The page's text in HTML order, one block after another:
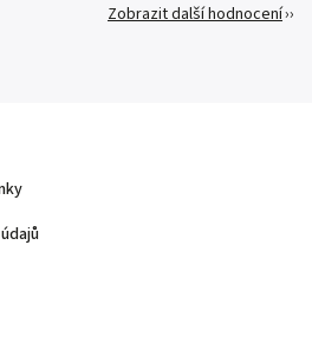
Zobrazit další hodnocení